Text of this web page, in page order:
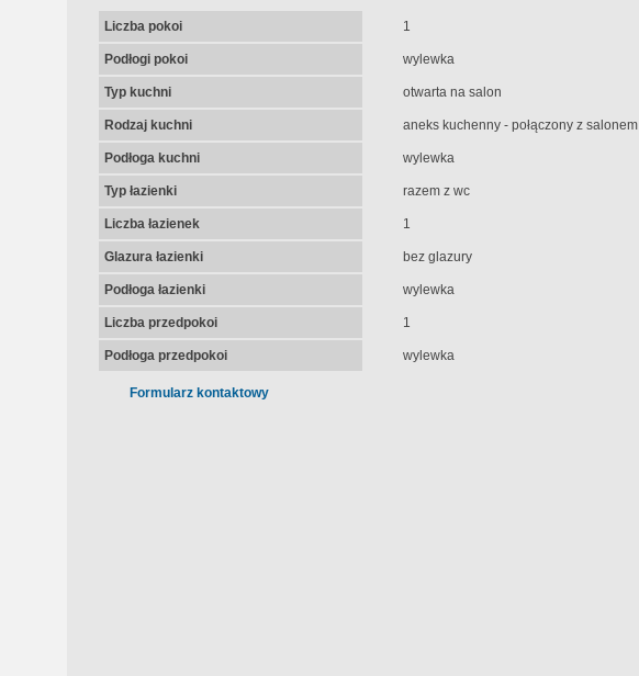
Liczba pokoi 1
Podłogi pokoi wylewka
Typ kuchni otwarta na salon
Rodzaj kuchni aneks kuchenny - połączony z salonem
Podłoga kuchni wylewka
Typ łazienki razem z wc
Liczba łazienek 1
Glazura łazienki bez glazury
Podłoga łazienki wylewka
Liczba przedpokoi 1
Podłoga przedpokoi wylewka
Formularz kontaktowy